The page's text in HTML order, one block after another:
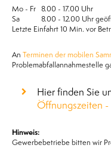
Mo - Fr 8.00 - 17.00 Uhr
Sa 8.00 - 12.00 Uhr
Letzte Einfahrt 10 Min. vor
An Terminen der mobilen
Problemabfallannahmestelle
Hier finden Sie
Öffnungszeiten -
Hinweis:
Gewerbebetriebe bitten wir